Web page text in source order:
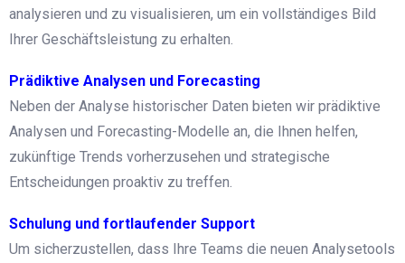
analysieren und zu visualisieren, um ein vollständiges Bild
Ihrer Geschäftsleistung zu erhalten.
Prädiktive Analysen und Forecasting
Neben der Analyse historischer Daten bieten wir prädiktive
Analysen und Forecasting-Modelle an, die Ihnen helfen,
zukünftige Trends vorherzusehen und strategische
Entscheidungen proaktiv zu treffen.
Schulung und fortlaufender Support
Um sicherzustellen, dass Ihre Teams die neuen Analysetools